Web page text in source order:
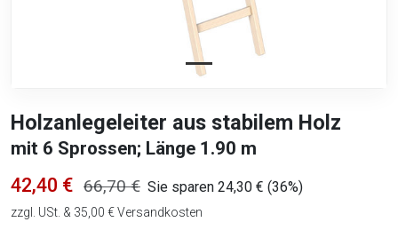
Holzanlegeleiter aus stabilem Holz
mit 6 Sprossen; Länge 1.90 m
42,40 € 66,70 € Sie sparen 24,30 € (36%)
zzgl. USt. & 35,00 € Versandkosten